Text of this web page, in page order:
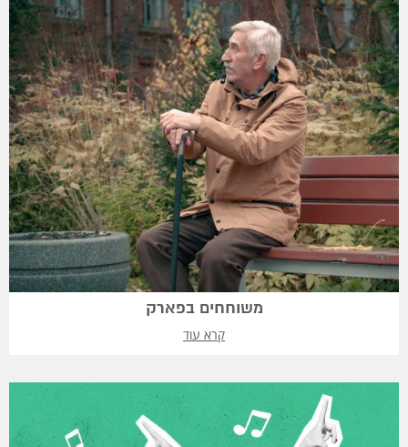
משוחחים בפארק
קרא עוד